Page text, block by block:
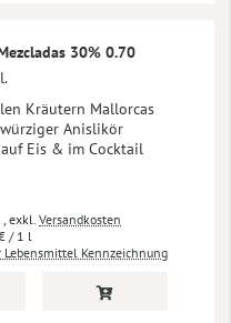
30% 0.70
Kräutern Mallorcas
Anislikör
Eis & im Cocktail
, exkl. Versandkosten
/ 1 l
Kennzeichnung